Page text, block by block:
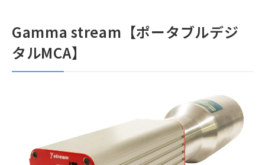
Gamma stream【ポータブルデジ
タルMCA】